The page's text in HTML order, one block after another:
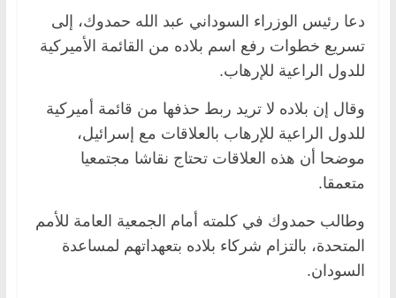
دعا رئيس الوزراء السوداني عبد الله حمدوك، إلى
تسريع خطوات رفع اسم بلاده من القائمة الأميركية
للدول الراعية للإرهاب.
وقال إن بلاده لا تريد ربط حذفها من قائمة أميركية
للدول الراعية للإرهاب بالعلاقات مع إسرائيل،
موضحا أن هذه العلاقات تحتاج نقاشا مجتمعيا
متعمقا.
وطالب حمدوك في كلمته أمام الجمعية العامة للأمم
المتحدة، بالتزام شركاء بلاده بتعهداتهم لمساعدة
السودان.